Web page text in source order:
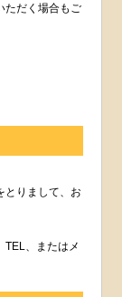
ただく場合もご
とりまして、お
TEL、またはメ